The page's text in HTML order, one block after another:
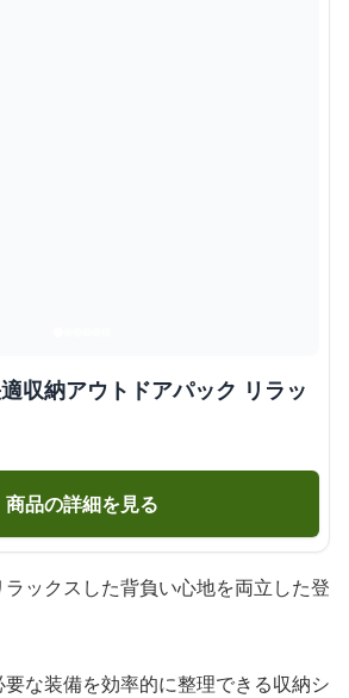
収納アウトドアパック リラッ
商品の詳細を見る
ックスした背負い心地を両立した登
な装備を効率的に整理できる収納シ